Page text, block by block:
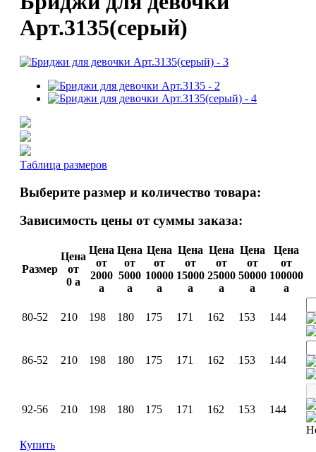
Арт.3135(серый)
Таблица размеров
Выберите размер и количество товара:
Зависимость цены от суммы заказа:
Размер
Цена
от
0 a
Цена
от
2000
a
Цена
от
5000
a
Цена
от
10000
a
Цена
от
15000
a
Цена
от
25000
a
Цена
от
50000
a
Цена
от
100000
a
80-52 210 198 180 175 171 162 153 144
86-52 210 198 180 175 171 162 153 144
92-56 210 198 180 175 171 162 153
144
Купить